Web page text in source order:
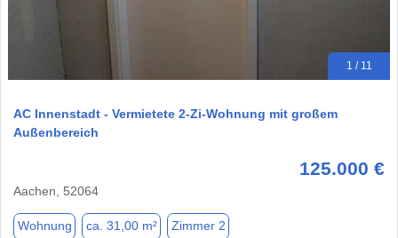
1 / 11
AC Innenstadt - Vermietete 2-Zi-Wohnung mit großem
Außenbereich
125.000 €
Aachen, 52064
Wohnung ca. 31,00 m² Zimmer 2